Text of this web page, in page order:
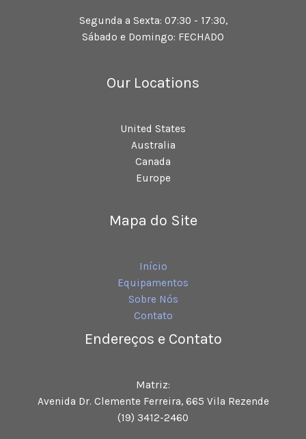
Segunda a Sexta: 07:30 - 17:30,
Sábado e Domingo: FECHADO
Our Locations
United States
Australia
Canada
Europe
Mapa do Site
Início
Equipamentos
Sobre Nós
Contato
Endereços e Contato
Matriz:
Avenida Dr. Clemente Ferreira, 665 Vila Rezende
(19) 3412-2460